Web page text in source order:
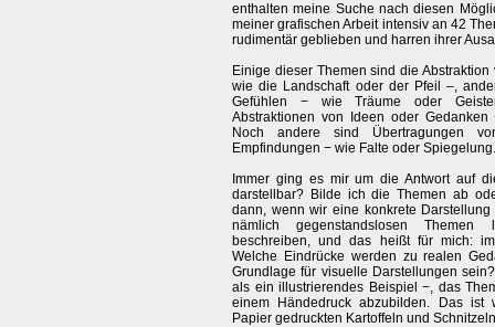
enthalten meine Suche nach diesen
meiner grafischen Arbeit intensiv an 42
rudimentär geblieben und harren ihrer
Einige dieser Themen sind die
wie die Landschaft oder der Pfeil –,
Gefühlen − wie Träume oder
Abstraktionen von Ideen oder
Noch andere sind Übertragungen
Empfindungen − wie Falte oder Spiegelung.
Immer ging es mir um die Antwort auf
darstellbar? Bilde ich die Themen ab
dann, wenn wir eine konkrete
nämlich gegenstandslosen Themen
beschreiben, und das heißt für mich:
Welche Eindrücke werden zu realen
Grundlage für visuelle Darstellungen
als ein illustrierendes Beispiel −, das
einem Händedruck abzubilden. Das
Papier gedruckten Kartoffeln und